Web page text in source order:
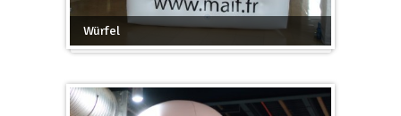
Würfel